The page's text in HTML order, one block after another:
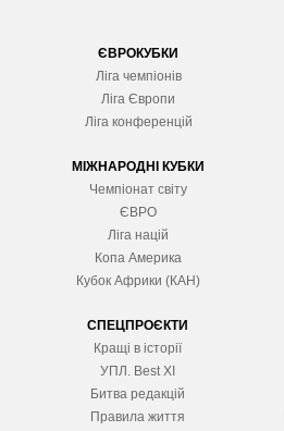
ЄВРОКУБКИ
Ліга чемпіонів
Ліга Європи
Ліга конференцій
МІЖНАРОДНІ КУБКИ
Чемпіонат світу
ЄВРО
Ліга націй
Копа Америка
Кубок Африки (КАН)
СПЕЦПРОЄКТИ
Кращі в історії
УПЛ. Best XІ
Битва редакцій
Правила життя